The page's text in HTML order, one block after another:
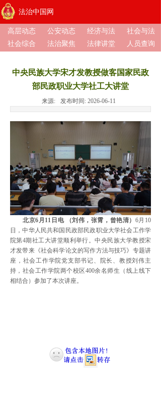
法治中国网
高层动态 公安动态 经济与法
社会与法
社会综合
法治聚焦 法律讲堂 人员查询
中央民族大学宋才发教授做客国家民政
部民政职业大学社工大讲堂
来源: 发布时间: 2026-06-11
北京6月11日电 （刘伟，张霄，曾艳清） 6月10
日，中华人民共和国民政部民政职业大学社会工作学
院第4期社工大讲堂顺利举行。中央民族大学教授宋
才发带来《社会科学论文的写作方法与技巧》专题讲
座，社会工作学院党支部书记、院长、教授刘伟主
持，社会工作学院两个校区400余名师生（线上线下
相结合）参加了本次讲座。